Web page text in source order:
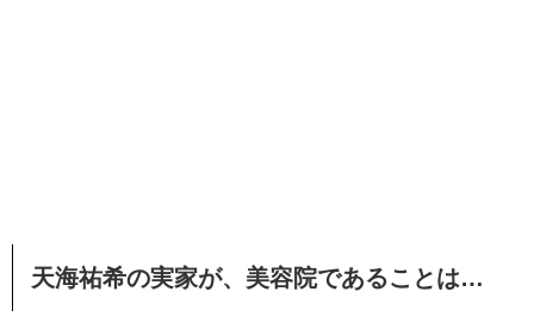
天海祐希の実家が、美容院であることは…